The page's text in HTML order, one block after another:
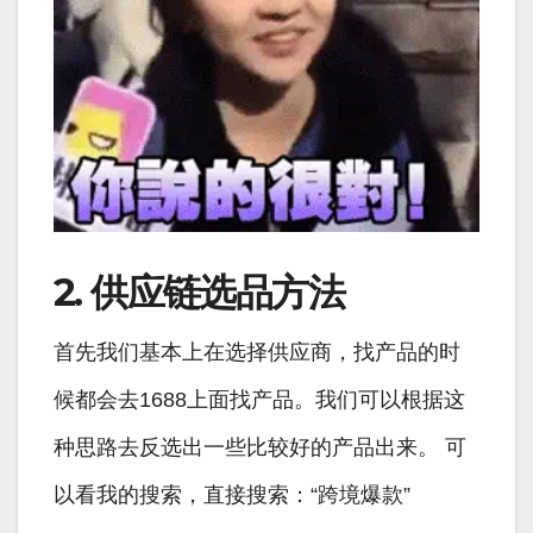
2. 供应链选品方法
首先我们基本上在选择供应商，找产品的时
候都会去1688上面找产品。我们可以根据这
种思路去反选出一些比较好的产品出来。 可
以看我的搜索，直接搜索：“跨境爆款”